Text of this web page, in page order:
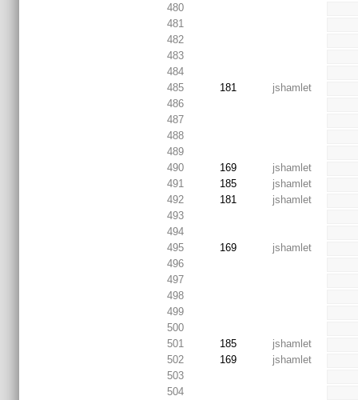
480
481
482
483
484
485
181
jshamlet
486
487
488
489
490
169
jshamlet
491
185
jshamlet
492
181
jshamlet
493
494
495
169
jshamlet
496
497
498
499
500
501
185
jshamlet
502
169
jshamlet
503
504